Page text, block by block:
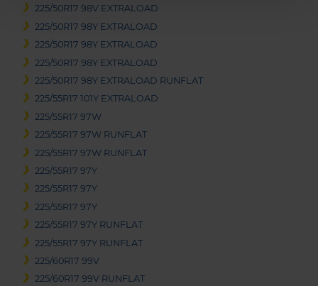
225/50R17 98V EXTRALOAD
225/50R17 98Y EXTRALOAD
225/50R17 98Y EXTRALOAD
225/50R17 98Y EXTRALOAD
225/50R17 98Y EXTRALOAD RUNFLAT
225/55R17 101Y EXTRALOAD
225/55R17 97W
225/55R17 97W RUNFLAT
225/55R17 97W RUNFLAT
225/55R17 97Y
225/55R17 97Y
225/55R17 97Y
225/55R17 97Y RUNFLAT
225/55R17 97Y RUNFLAT
225/60R17 99V
225/60R17 99V RUNFLAT